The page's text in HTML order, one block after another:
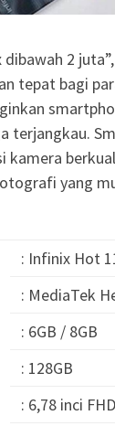
dibawah 2
tepat bagi
terjangkau.
kamera
yang
: Infinix Hot
: MediaTek
: 6GB / 8GB
: 128GB
: 6,78 inci